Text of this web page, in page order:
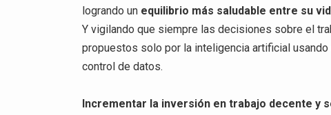
logrando un equilibrio más saludable entre su
Y vigilando que siempre las decisiones sobre el
propuestos solo por la inteligencia artificial
control de datos.
Incrementar la inversión en trabajo decente y